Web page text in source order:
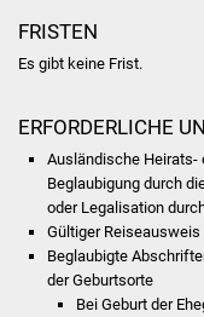
FRISTEN
Es gibt keine Frist.
ERFORDERLICHE
Ausländische Heirats-
Beglaubigung durch
oder Legalisation
Gültiger Reiseausweis
Beglaubigte
der Geburtsorte
Bei Geburt der